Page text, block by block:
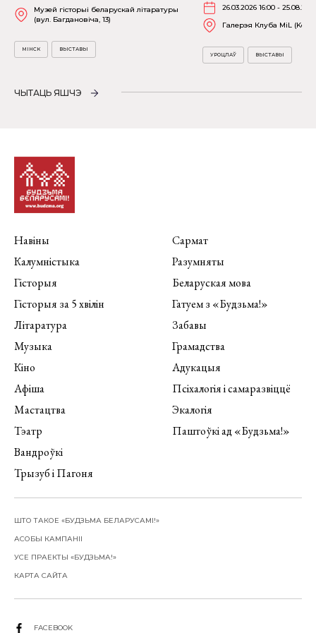
Музей гісторыі беларускай літаратуры
(вул. Багдановіча, 13)
МІНСК ВЫСТАВЫ
26.03.2026 16:00 -
Галерэя Клуба MiL
УРОЦЛАЎ ВЫСТАВЫ
ЧЫТАЦЬ ЯШЧЭ
Навіны
Калумністыка
Гісторыя
Гісторыя за 5 хвілін
Літаратура
Музыка
Кіно
Афіша
Мастацтва
Тэатр
Вандроўкі
Трызуб і Пагоня
Сармат
Разумняты
Беларуская мова
Гатуем з «Будзьма!»
Забавы
Грамадства
Адукацыя
Псіхалогія і самаразвіццё
Экалогія
Паштоўкі ад «Будзьма!»
ШТО ТАКОЕ «БУДЗЬМА БЕЛАРУСАМІ!»
АСОБЫ КАМПАНІІ
УСЕ ПРАЕКТЫ «БУДЗЬМА!»
КАРТА САЙТА
FACEBOOK